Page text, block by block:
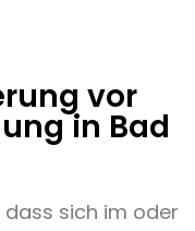
vor
in Bad
dass sich im oder